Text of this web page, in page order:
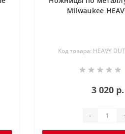
Milwaukee
Код товара: HEAVY
3 020 р.
-